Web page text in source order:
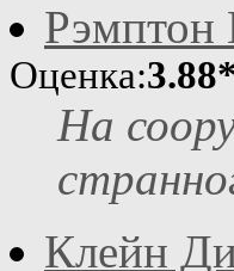
Рэмптон
Оценка:
На
Клейн